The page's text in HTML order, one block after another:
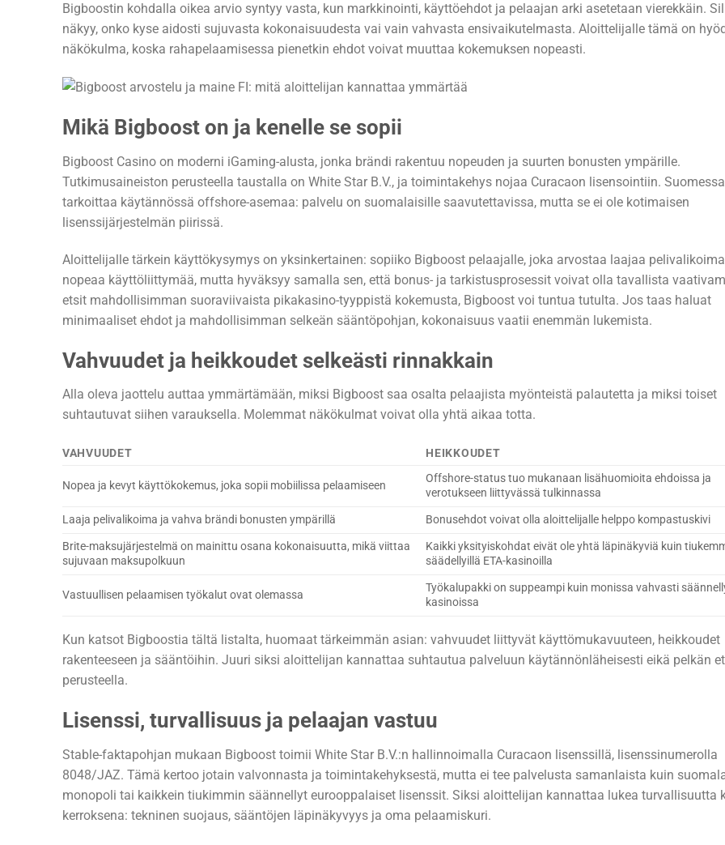
Bigboostin kohdalla oikea arvio syntyy vasta, kun markkinointi, käyttöehdot ja pelaajan arki asetetaan vierekkäin.
näkyy, onko kyse aidosti sujuvasta kokonaisuudesta vai vain vahvasta ensivaikutelmasta. Aloittelijalle tämä on
näkökulma, koska rahapelaamisessa pienetkin ehdot voivat muuttaa kokemuksen nopeasti.
Mikä Bigboost on ja kenelle se sopii
Bigboost Casino on moderni iGaming-alusta, jonka brändi rakentuu nopeuden ja suurten bonusten ympärille.
Tutkimusaineiston perusteella taustalla on White Star B.V., ja toimintakehys nojaa Curacaon lisensointiin.
tarkoittaa käytännössä offshore-asemaa: palvelu on suomalaisille saavutettavissa, mutta se ei ole kotimaisen
lisenssijärjestelmän piirissä.
Aloittelijalle tärkein käyttökysymys on yksinkertainen: sopiiko Bigboost pelaajalle, joka arvostaa laajaa
nopeaa käyttöliittymää, mutta hyväksyy samalla sen, että bonus- ja tarkistusprosessit voivat olla tavallista
etsit mahdollisimman suoraviivaista pikakasino-tyyppistä kokemusta, Bigboost voi tuntua tutulta. Jos taas haluat
minimaaliset ehdot ja mahdollisimman selkeän sääntöpohjan, kokonaisuus vaatii enemmän lukemista.
Vahvuudet ja heikkoudet selkeästi rinnakkain
Alla oleva jaottelu auttaa ymmärtämään, miksi Bigboost saa osalta pelaajista myönteistä palautetta ja miksi toiset
suhtautuvat siihen varauksella. Molemmat näkökulmat voivat olla yhtä aikaa totta.
VAHVUUDET HEIKKOUDET
Nopea ja kevyt käyttökokemus, joka sopii mobiilissa pelaamiseen
Offshore-status tuo mukanaan lisähuomioita ehdoissa ja
verotukseen liittyvässä tulkinnassa
Laaja pelivalikoima ja vahva brändi bonusten ympärillä
Bonusehdot voivat olla aloittelijalle helppo kompastuskivi
Brite-maksujärjestelmä on mainittu osana kokonaisuutta, mikä viittaa
sujuvaan maksupolkuun
Kaikki yksityiskohdat eivät ole yhtä läpinäkyviä kuin
säädellyillä ETA-kasinoilla
Vastuullisen pelaamisen työkalut ovat olemassa
Työkalupakki on suppeampi kuin monissa vahvasti
kasinoissa
Kun katsot Bigboostia tältä listalta, huomaat tärkeimmän asian: vahvuudet liittyvät käyttömukavuuteen, heikkoudet
rakenteeseen ja sääntöihin. Juuri siksi aloittelijan kannattaa suhtautua palveluun käytännönläheisesti eikä pelkän
perusteella.
Lisenssi, turvallisuus ja pelaajan vastuu
Stable-faktapohjan mukaan Bigboost toimii White Star B.V.:n hallinnoimalla Curacaon lisenssillä, lisenssinumerolla
8048/JAZ. Tämä kertoo jotain valvonnasta ja toimintakehyksestä, mutta ei tee palvelusta samanlaista kuin
monopoli tai kaikkein tiukimmin säännellyt eurooppalaiset lisenssit. Siksi aloittelijan kannattaa lukea turvallisuutta
kerroksena: tekninen suojaus, sääntöjen läpinäkyvyys ja oma pelaamiskuri.